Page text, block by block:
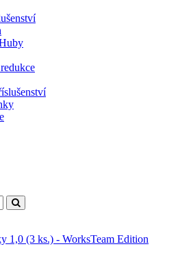
1,0 (3 ks.) - WorksTeam Edition